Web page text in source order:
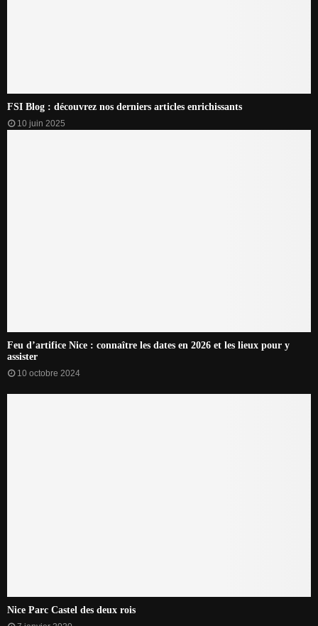
FSI Blog : découvrez nos derniers articles enrichissants
10 juin 2025
Feu d’artifice Nice : connaître les dates en 2026 et les lieux pour y
assister
10 octobre 2024
Nice Parc Castel des deux rois